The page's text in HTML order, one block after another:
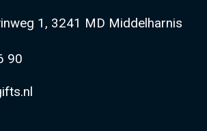
1, 3241 MD Middelharnis
90